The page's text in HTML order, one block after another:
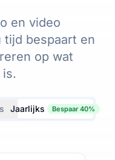
en video
tijd bespaart en
op wat
Jaarlijks Bespaar 40%